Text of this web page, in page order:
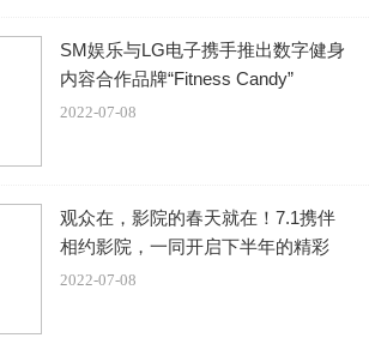
SM娱乐与LG电子携手推出数字健身
内容合作品牌“Fitness Candy”
2022-07-08
观众在，影院的春天就在！7.1携伴
相约影院，一同开启下半年的精彩 ​
2022-07-08